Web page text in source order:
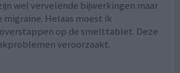
wel vervelende bijwerkingen maar
migraine. Helaas moest ik
op de smelttablet. Deze
veroorzaakt.